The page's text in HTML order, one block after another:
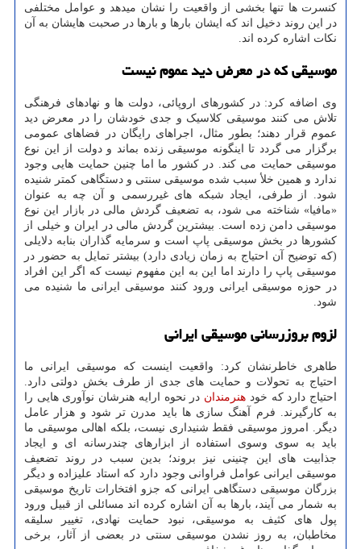
کنسرت ها تنها بخشی از واقعیت را نشان میدهد و عوامل مختلفی
در این روند دخیل اند که ایشان بارها و بارها در صحبت هایشان به آن
نکات اشاره کرده اند.
موسیقی که در معرض دید عموم نیست
وی اضافه کرد: در کشورهای اروپائی، دولت ها و نهادهای فرهنگی
تلاش می کنند موسیقی کلاسیک و جدی خودشان را در معرض دید
عموم قرار دهند؛ بطور مثال، اجراهای رایگان در فضاهای عمومی
برگزار می گردد تا اینگونه موسیقی زنده بماند و دولت از این نوع
موسیقی حمایت می کند. در کشور ما اما چنین حمایت هایی وجود
ندارد و همین خلأ سبب شده موسیقی سنتی و دستگاهی کمتر شنیده
شود. از طرفی، ایجاد شبکه های غیررسمی و آن چه به عنوان
«مافیا» شناخته می شود، به تضعیف گردش مالی در بازار این نوع
موسیقی دامن زده است. بیشترین گردش مالی در ایران و خیلی از
کشورها در بخش موسیقی پاپ است و سرمایه گذاران بنابه دلایلی
(که توضیح آن احتیاج به زمان زیادی دارد) بیشتر تمایل به حضور در
موسیقی پاپ را دارند اما این به این مفهوم نیست که اگر این افراد
در حوزه موسیقی ایرانی ورود کنند موسیقی ایرانی ما شنیده می
شود.
لزوم بروزرسانی موسیقی ایرانی
طاهری خاطرنشان کرد: واقعیت اینست که موسیقی ایرانی ما
احتیاج به تحولات و حمایت های جدی از طرف بخش دولتی دارد.
احتیاج دارد که خود هنرمندان در نحوه ارایه هنرشان نوآوری هایی را
به کارگیرند. فرم آهنگ سازی ها باید مدرن تر شود و هزار عامل
دیگر. امروز موسیقی فقط شنیداری نیست، بلکه اهالی موسیقی ما
باید به سوی وسوی استفاده از ابزارهای چندرسانه ای و ایجاد
جذابیت های این چنینی نیز بروند؛ بدین سبب در روند تضعیف
موسیقی ایرانی عوامل فراوانی وجود دارد که استاد علیزاده و دیگر
بزرگان موسیقی دستگاهی ایرانی که جزو افتخارات تاریخ موسیقی
به شمار می آیند، بارها به آن اشاره کرده اند مسائلی از قبیل ورود
پول های کثیف به موسیقی، نبود حمایت نهادی، تغییر سلیقه
مخاطبان، به روز نشدن موسیقی سنتی در بعضی از آثار، برخی